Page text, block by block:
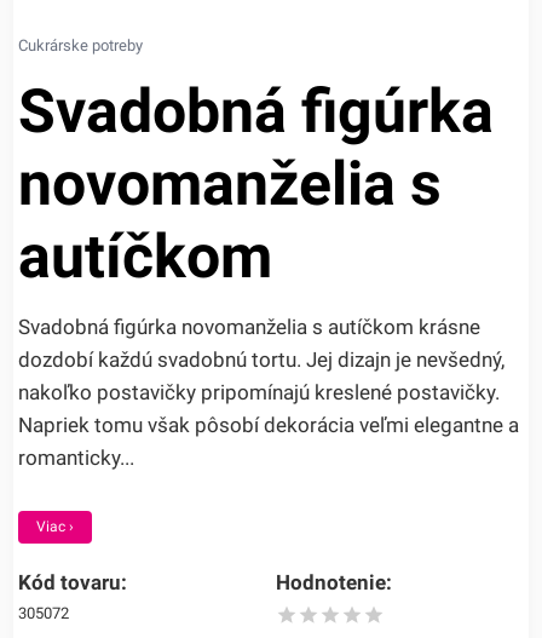
Cukrárske potreby
Svadobná figúrka
novomanželia s
autíčkom
Svadobná figúrka novomanželia s autíčkom krásne
dozdobí každú svadobnú tortu. Jej dizajn je nevšedný,
nakoľko postavičky pripomínajú kreslené postavičky.
Napriek tomu však pôsobí dekorácia veľmi elegantne a
romanticky...
Viac ›
Kód tovaru:
305072
Hodnotenie: